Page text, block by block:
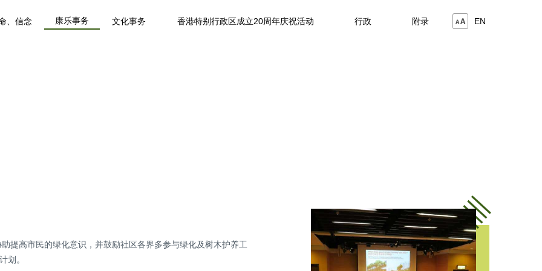
、信念 康乐事务 文化事务 香港特别行政区成立20周年庆祝活动 行政 附录 EN
提高市民的绿化意识，并鼓励社区各界多参与绿化及树木护养工
划。